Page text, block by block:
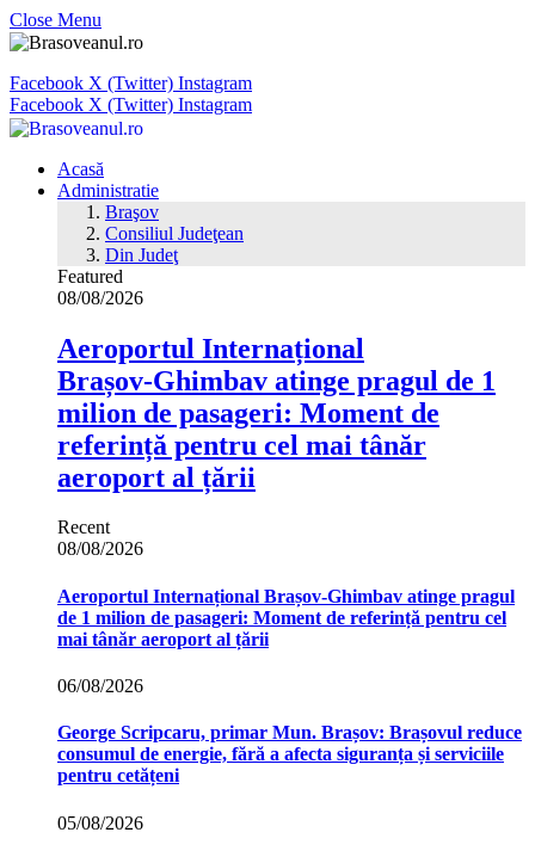
Close Menu
Facebook X (Twitter) Instagram
Facebook X (Twitter) Instagram
Acasă
Administratie
Braşov
Consiliul Judeţean
Din Judeţ
Featured
08/08/2026
Aeroportul Internațional
Brașov‑Ghimbav atinge pragul de 1
milion de pasageri: Moment de
referință pentru cel mai tânăr
aeroport al țării
Recent
08/08/2026
Aeroportul Internațional Brașov‑Ghimbav atinge pragul
de 1 milion de pasageri: Moment de referință pentru cel
mai tânăr aeroport al țării
06/08/2026
George Scripcaru, primar Mun. Brașov: Brașovul reduce
consumul de energie, fără a afecta siguranța și serviciile
pentru cetățeni
05/08/2026